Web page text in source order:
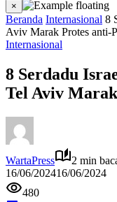
×
Beranda Internasional 8
Aviv Marak Protes anti-
Internasional
8 Serdadu
Tel Aviv
WartaPress
2 min
16/06/202416/06/2024
480